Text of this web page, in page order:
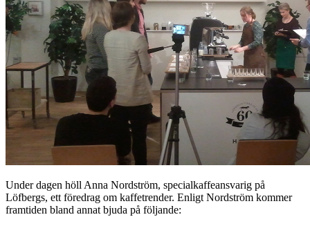
Under dagen höll Anna Nordström, specialkaffeansvarig på
Löfbergs, ett föredrag om kaffetrender. Enligt Nordström kommer
framtiden bland annat bjuda på följande: